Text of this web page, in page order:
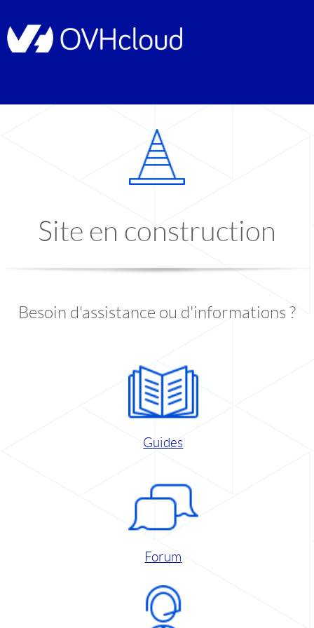
Site en construction
Besoin d'assistance ou d'informations ?
Guides
Forum